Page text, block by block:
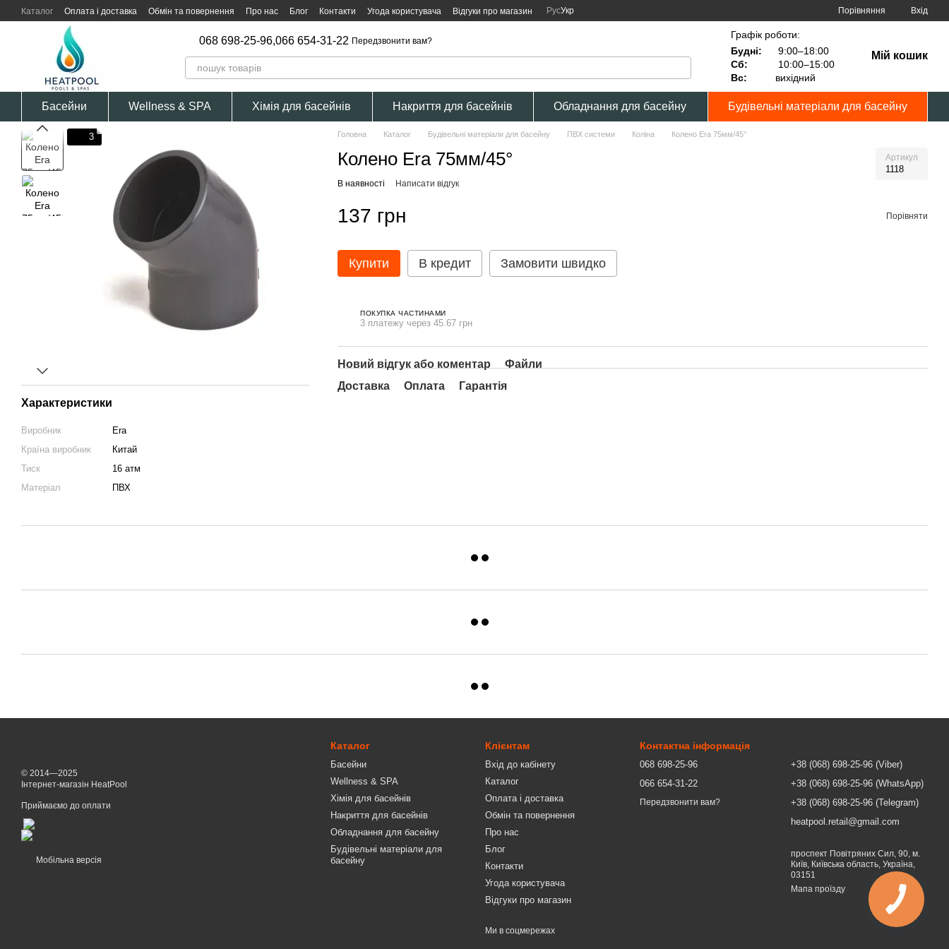
Перейти к основному контенту
Каталог Оплата і доставка Обмін та повернення Про нас Блог Контакти Угода користувача Відгуки про магазин РусУкр Порівняння Вхід
068 698-25-96,066 654-31-22 Передзвонити вам?
Графік роботи:
Будні:
9:00–18:00
Сб:
10:00–15:00
Вс:
вихідний
Мій кошик
Басейни Wellness & SPA Хімія для басейнів Накриття для басейнів Обладнання для басейну Будівельні матеріали для басейну
3
Характеристики
Виробник
Era
Країна виробник
Китай
Тиск
16 атм
Матеріал
ПВХ
Головна Каталог Будівельні матеріали для басейну ПВХ системи Коліна Колено Era 75мм/45°
Колено Era 75мм/45° Артикул
1118
В наявності Написати відгук
137 грн Порівняти
Купити В кредит Замовити швидко
ПОКУПКА ЧАСТИНАМИ
3 платежу через 45.67 грн
Новий відгук або коментар
Файли
Доставка
Оплата Гарантія
© 2014—2025
Інтернет-магазін HeatPool
Приймаємо до оплати
Мобільна версія
Каталог
Басейни
Wellness & SPA
Хімія для басейнів
Накриття для басейнів
Обладнання для басейну
Будівельні матеріали для
басейну
Клієнтам
Вхід до кабінету
Каталог
Оплата і доставка
Обмін та повернення
Про нас
Блог
Контакти
Угода користувача
Відгуки про магазин
Ми в соцмережах
Контактна інформація
068 698-25-96
066 654-31-22
Передзвонити вам?
+38 (068) 698-25-96 (Viber)
+38 (068) 698-25-96 (WhatsApp)
+38 (068) 698-25-96 (Telegram)
heatpool.retail@gmail.com
проспект Повітряних Сил, 90, м.
Київ, Київська область, Україна,
03151
Мапа проїзду